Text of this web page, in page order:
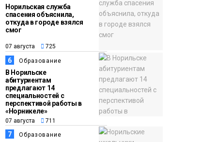
Норильская служба
спасения объяснила,
откуда в городе взялся
смог
07 августа 725
6 Образование
В Норильске
абитуриентам
предлагают 14
специальностей с
перспективой работы в
«Норникеле»
07 августа 711
7 Образование